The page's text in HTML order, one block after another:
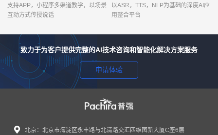
支持APP，小程序多渠道教学，以场景
互动方式传授说话
以ASR，TTS，NLP为基础的深度AI应
用整合平台
致力于为客户提供完整的AI技术咨询和智能化解决方案服务
申请体验
北京：北京市海淀区永丰路与北清路交汇四维图新大厦C座6层